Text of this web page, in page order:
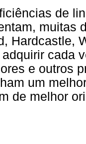
de
muitas
Hardcastle,
cada
e outros
um
de melhor